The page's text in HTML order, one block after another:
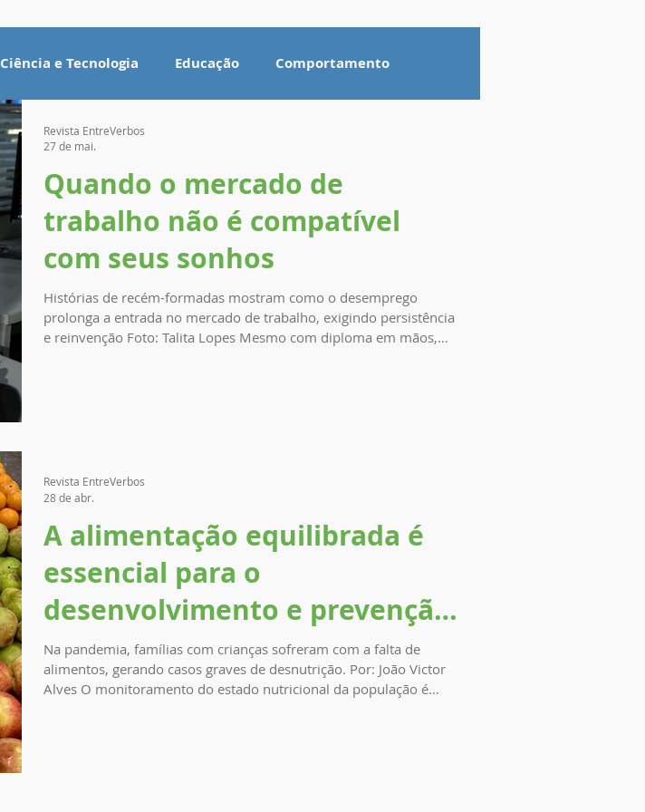
Ciência e Tecnologia Educação Comportamento
Quando o mercado de
trabalho não é compatível
com seus sonhos
Histórias de recém-formadas mostram como o desemprego
prolonga a entrada no mercado de trabalho, exigindo persistência
e reinvenção Foto: Talita Lopes Mesmo com diploma em mãos,
Revista EntreVerbos
27 de mai.
A alimentação equilibrada é
essencial para o
desenvolvimento e prevenção
de doenças
Na pandemia, famílias com crianças sofreram com a falta de
alimentos, gerando casos graves de desnutrição. Por: João Victor
Alves O monitoramento do estado nutricional da população é
Revista EntreVerbos
28 de abr.